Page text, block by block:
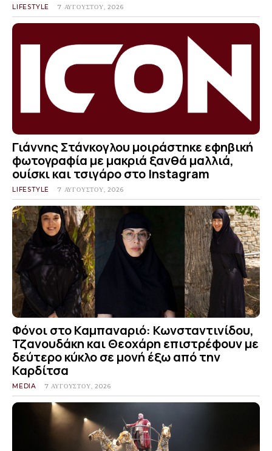
LIFESTYLE 7 ΑΥΓΟΎΣΤΟΥ, 2026
Γιάννης Στάνκογλου μοιράστηκε εφηβική
φωτογραφία με μακριά ξανθά μαλλιά,
ουίσκι και τσιγάρο στο Instagram
LIFESTYLE 7 ΑΥΓΟΎΣΤΟΥ, 2026
Φόνοι στο Καμπαναριό: Κωνσταντινίδου,
Τζανουδάκη και Θεοχάρη επιστρέφουν με
δεύτερο κύκλο σε μονή έξω από την
Καρδίτσα
MEDIA 7 ΑΥΓΟΎΣΤΟΥ, 2026